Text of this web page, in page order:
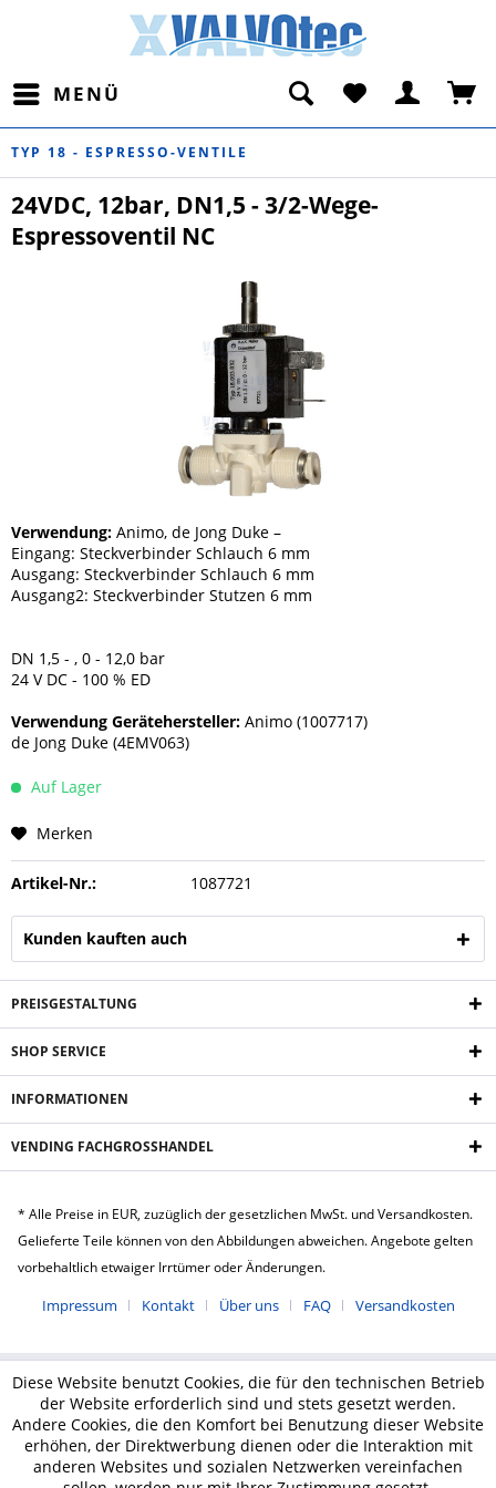
MENÜ
TYP 18 - ESPRESSO-VENTILE
24VDC, 12bar, DN1,5 - 3/2-Wege-
Espressoventil NC
Verwendung: Animo, de Jong Duke –
Eingang: Steckverbinder Schlauch 6 mm
Ausgang: Steckverbinder Schlauch 6 mm
Ausgang2: Steckverbinder Stutzen 6 mm
DN 1,5 - , 0 - 12,0 bar
24 V DC - 100 % ED
Verwendung Gerätehersteller: Animo (1007717)
de Jong Duke (4EMV063)
Auf Lager
Merken
Artikel-Nr.: 1087721
Kunden kauften auch
PREISGESTALTUNG
SHOP SERVICE
INFORMATIONEN
VENDING FACHGROSSHANDEL
* Alle Preise in EUR, zuzüglich der gesetzlichen MwSt. und Versandkosten.
Gelieferte Teile können von den Abbildungen abweichen. Angebote gelten
vorbehaltlich etwaiger Irrtümer oder Änderungen.
Impressum Kontakt Über uns FAQ Versandkosten
Diese Website benutzt Cookies, die für den technischen Betrieb
der Website erforderlich sind und stets gesetzt werden.
Andere Cookies, die den Komfort bei Benutzung dieser Website
erhöhen, der Direktwerbung dienen oder die Interaktion mit
anderen Websites und sozialen Netzwerken vereinfachen